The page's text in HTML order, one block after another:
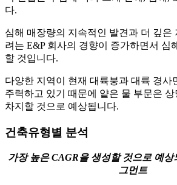
다.
심해 매장량의 지속적인 발견과 더 깊은
려는 E&P 회사의 경향이 증가하면서 심
할 것입니다.
다양한 지역이 현재 대륙붕과 대륙 경사
주력하고 있기 때문에 얕은 물 부문은
차지할 것으로 예상됩니다.
건축유형별 분석
가장 높은 CAGR을 생성할 것으로 예
그먼트